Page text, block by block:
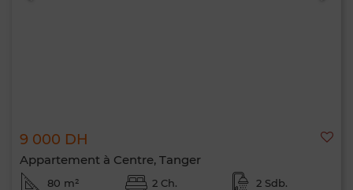
9 000 DH
Appartement à Centre, Tanger
80 m² 2 Ch. 2 Sdb.